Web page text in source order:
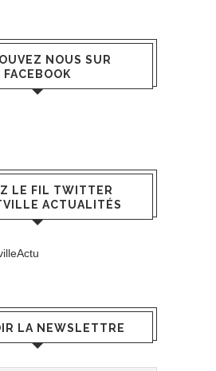
NOUS SUR
FACEBOOK
LE FIL TWITTER
ACTUALITÉS
LA NEWSLETTRE